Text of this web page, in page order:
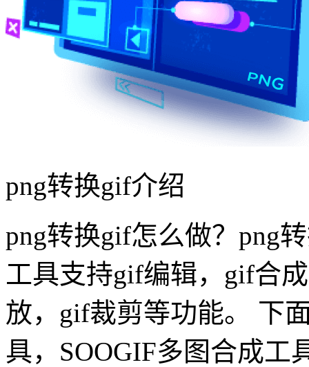
png转换gif介绍
png转换gif怎么做？png
工具支持gif编辑，gif合
放，gif裁剪等功能。 下
具，SOOGIF多图合成工